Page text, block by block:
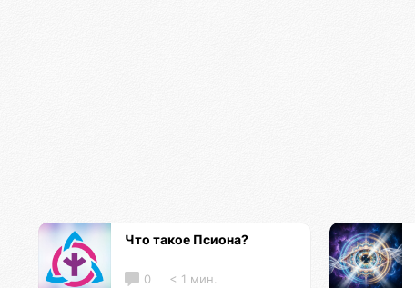
Что такое Псиона?
0 < 1 мин.